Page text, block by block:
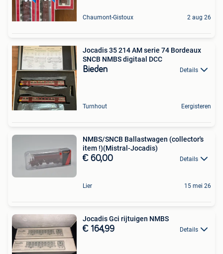
Chaumont-Gistoux 2 aug 26
Jocadis 35 214 AM serie 74 Bordeaux
SNCB NMBS digitaal DCC
Bieden Details
Turnhout Eergisteren
NMBS/SNCB Ballastwagen (collector's
item !)(Mistral-Jocadis)
€ 60,00 Details
Lier 15 mei 26
Jocadis Gci rijtuigen NMBS
€ 164,99 Details